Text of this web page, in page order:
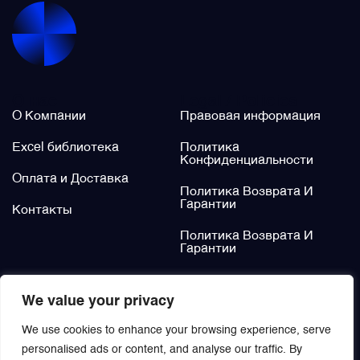
We value your privacy
We use cookies to enhance your browsing experience, serve
personalised ads or content, and analyse our traffic. By
О Компании
Excel библиотека
Оплата и Доставка
Контакты
Правовая информация
Политика
Конфиденциальности
Политика Возврата И
Гарантии
Политика Возврата И
Гарантии
Щётки (угольные щётки)